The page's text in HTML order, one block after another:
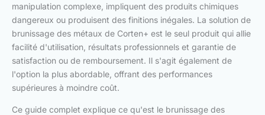
manipulation complexe, impliquent des produits chimiques
dangereux ou produisent des finitions inégales. La solution de
brunissage des métaux de Corten+ est le seul produit qui allie
facilité d'utilisation, résultats professionnels et garantie de
satisfaction ou de remboursement. Il s'agit également de
l'option la plus abordable, offrant des performances
supérieures à moindre coût.
Ce guide complet explique ce qu'est le brunissage des